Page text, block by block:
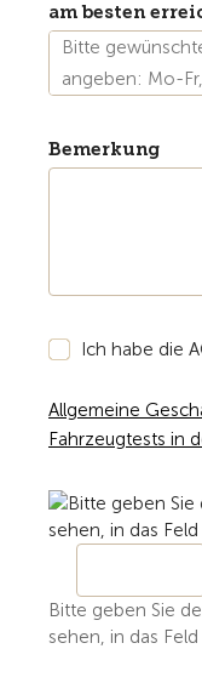
am besten
Bemerkung
Ich habe die
Allgemeine
Fahrzeugtests in
Bitte geben Sie
sehen, in das Feld